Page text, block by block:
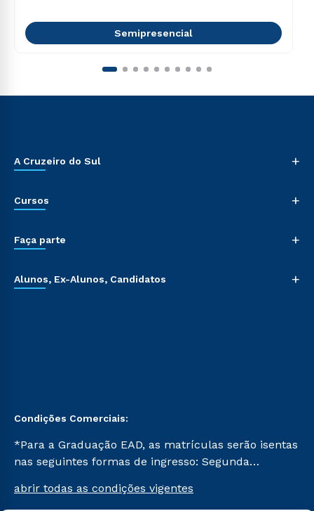
Semipresencial
A Cruzeiro do Sul +
Cursos +
Faça parte +
Alunos, Ex-Alunos, Candidatos +
Condições Comerciais:
*Para a Graduação EAD, as matrículas serão isentas
nas seguintes formas de ingresso: Segunda
Já para as demais, a taxa de matrícula será de R$
abrir todas as condições vigentes